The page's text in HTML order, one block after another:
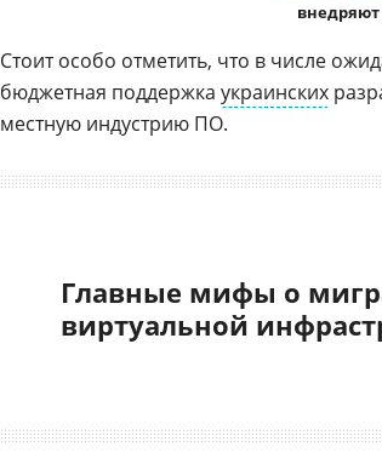
Стоит особо отметить, что в числе
бюджетная поддержка украинских
местную индустрию ПО.
Главные мифы о
виртуальной